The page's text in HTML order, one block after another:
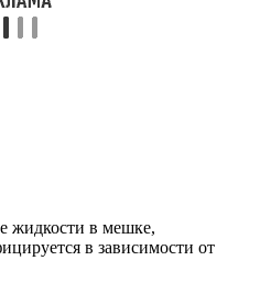
жидкости в мешке,
в зависимости от